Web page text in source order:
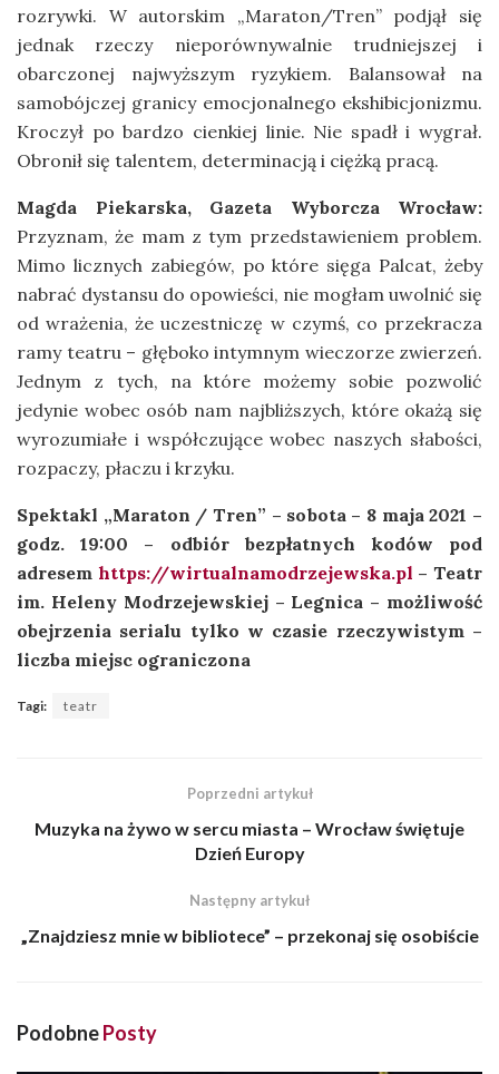
rozrywki. W autorskim „Maraton/Tren” podjął się
jednak rzeczy nieporównywalnie trudniejszej i
obarczonej najwyższym ryzykiem. Balansował na
samobójczej granicy emocjonalnego ekshibicjonizmu.
Kroczył po bardzo cienkiej linie. Nie spadł i wygrał.
Obronił się talentem, determinacją i ciężką pracą.
Magda Piekarska, Gazeta Wyborcza Wrocław:
Przyznam, że mam z tym przedstawieniem problem.
Mimo licznych zabiegów, po które sięga Palcat, żeby
nabrać dystansu do opowieści, nie mogłam uwolnić się
od wrażenia, że uczestniczę w czymś, co przekracza
ramy teatru – głęboko intymnym wieczorze zwierzeń.
Jednym z tych, na które możemy sobie pozwolić
jedynie wobec osób nam najbliższych, które okażą się
wyrozumiałe i współczujące wobec naszych słabości,
rozpaczy, płaczu i krzyku.
Spektakl „Maraton / Tren” – sobota – 8 maja 2021 –
godz. 19:00 – odbiór bezpłatnych kodów pod
adresem https://wirtualnamodrzejewska.pl – Teatr
im. Heleny Modrzejewskiej – Legnica – możliwość
obejrzenia serialu tylko w czasie rzeczywistym –
liczba miejsc ograniczona
Tagi: teatr
Poprzedni artykuł
Muzyka na żywo w sercu miasta – Wrocław świętuje
Dzień Europy
Następny artykuł
„Znajdziesz mnie w bibliotece” – przekonaj się osobiście
PodobnePosty